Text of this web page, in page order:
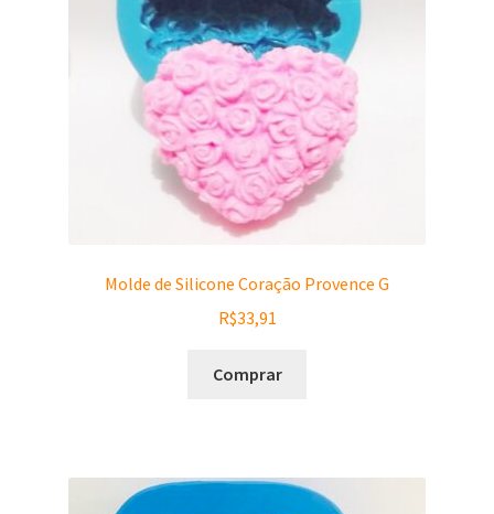
Molde de Silicone Coração Provence G
R$33,91
Comprar